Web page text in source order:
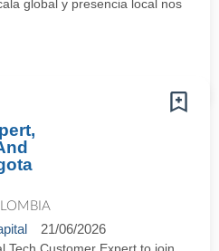
global y presencia local nos
21/06/2026